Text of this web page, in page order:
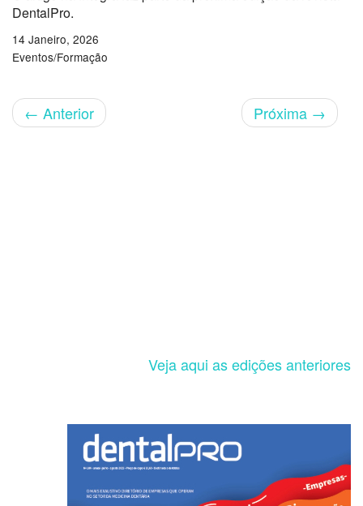
DentalPro.
14 Janeiro, 2026
Eventos/Formação
← Anterior Próxima →
Veja aqui as edições anteriores